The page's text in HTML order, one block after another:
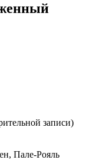
записи)
Пале-Рояль